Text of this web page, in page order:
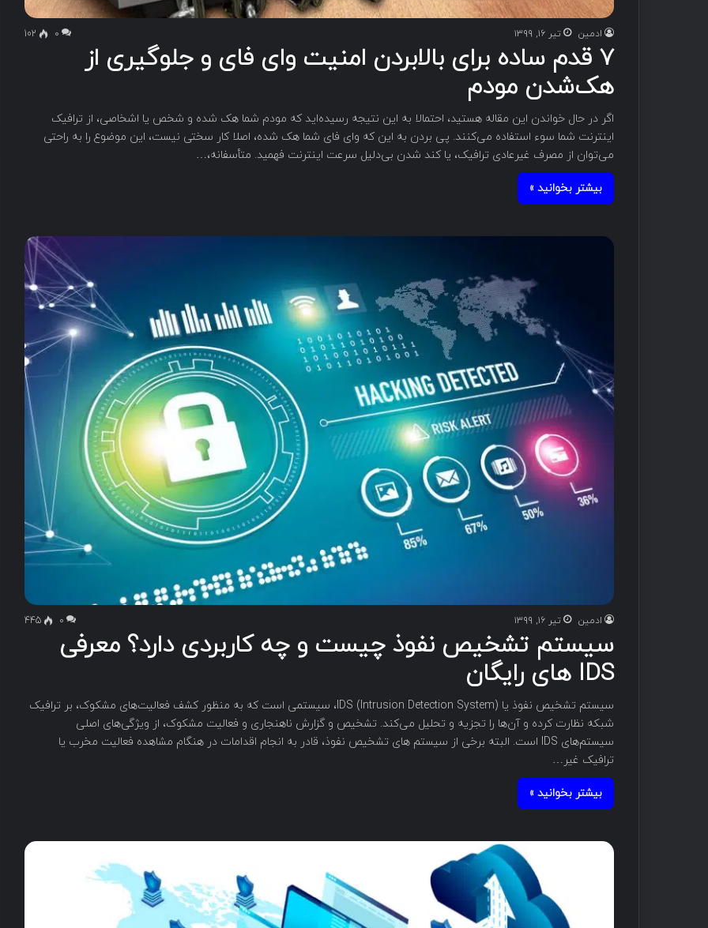
ادمین تیر ۱۶, ۱۳۹۹ ۰ 102
۷ قدم ساده برای بالابردن امنیت وای فای و جلوگیری از
هک‌شدن مودم
اگر در حال خواندن این مقاله هستید، احتمالا به این نتیجه رسیده‌اید که مودم شما هک شده و شخص یا اشخاصی، از ترافیک
اینترنت شما سوء استفاده می‌کنند. پی بردن به این که وای فای شما هک شده، اصلا کار سختی نیست، این موضوع را به راحتی
می‌توان از مصرف غیرعادی ترافیک، یا کند شدن بی‌دلیل سرعت اینترنت فهمید. متأسفانه،…
بیشتر بخوانید »
ادمین تیر ۱۶, ۱۳۹۹ ۰ 445
سیستم تشخیص نفوذ چیست و چه کاربردی دارد؟ معرفی
IDS های رایگان
سیستم تشخیص نفوذ یا (IDS (Intrusion Detection System، سیستمی است که به منظور کشف فعالیت‌های مشکوک، بر ترافیک
شبکه نظارت کرده و آن‌ها را تجزیه و تحلیل می‌کند. تشخیص و گزارش ناهنجاری و فعالیت مشکوک، از ویژگی‌های اصلی
سیستم‌های IDS است. البته برخی از سیستم های تشخیص نفوذ، قادر به انجام اقدامات در هنگام مشاهده فعالیت مخرب یا
ترافیک غیر…
بیشتر بخوانید »